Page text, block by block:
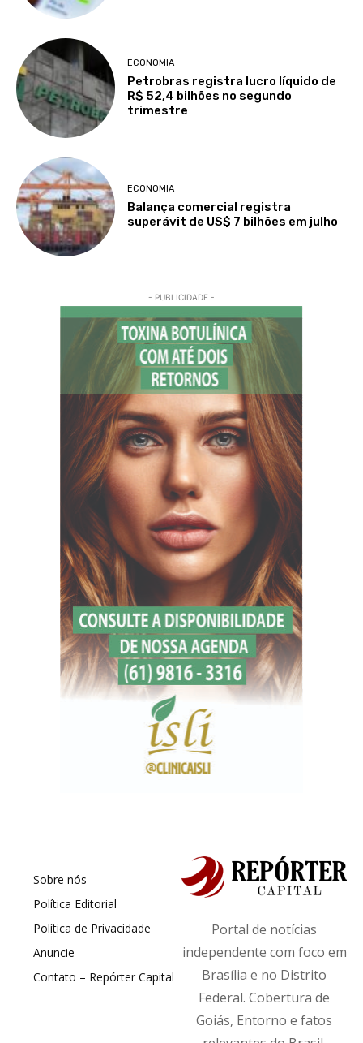
ECONOMIA
Petrobras registra lucro líquido de
R$ 52,4 bilhões no segundo
trimestre
ECONOMIA
Balança comercial registra
superávit de US$ 7 bilhões em julho
- PUBLICIDADE -
Sobre nós
Política Editorial
Política de Privacidade
Anuncie
Contato – Repórter Capital
Portal de notícias
independente com foco em
Brasília e no Distrito
Federal. Cobertura de
Goiás, Entorno e fatos